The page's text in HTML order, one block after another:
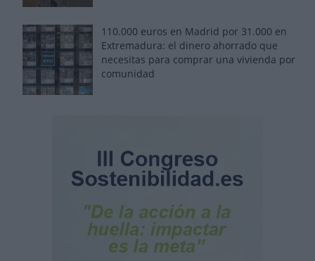
110.000 euros en Madrid por 31.000 en
Extremadura: el dinero ahorrado que
necesitas para comprar una vivienda por
comunidad